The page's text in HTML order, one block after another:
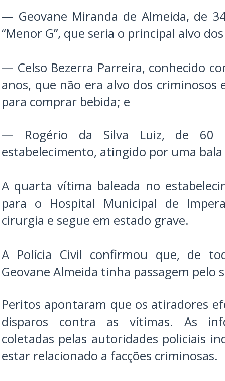
— Geovane Miranda de Almeida, de
“Menor G”, que seria o principal alvo
— Celso Bezerra Parreira, conhecido
anos, que não era alvo dos criminosos
para comprar bebida; e
— Rogério da Silva Luiz, de 60
estabelecimento, atingido por uma
A quarta vítima baleada no
para o Hospital Municipal de
cirurgia e segue em estado grave.
A Polícia Civil confirmou que, de
Geovane Almeida tinha passagem pelo
Peritos apontaram que os atiradores
disparos contra as vítimas. As
coletadas pelas autoridades policiais
estar relacionado a facções criminosas.